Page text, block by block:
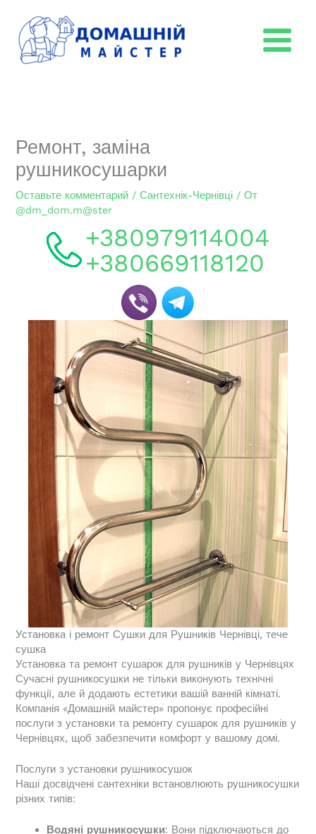
содержимому
Ремонт, заміна
рушникосушарки
Оставьте комментарий /Сантехнік-Чернівці / От
@dm_dom.m@ster
+380979114004
+380669118120
Установка і ремонт Сушки для Рушників Чернівці, тече
сушка
Установка та ремонт сушарок для рушників у Чернівцях
Сучасні рушникосушки не тільки виконують технічні
функції, але й додають естетики вашій ванній кімнаті.
Компанія «Домашній майстер» пропонує професійні
послуги з установки та ремонту сушарок для рушників у
Чернівцях, щоб забезпечити комфорт у вашому домі.
Послуги з установки рушникосушок
Наші досвідчені сантехніки встановлюють рушникосушки
різних типів:
Водяні рушникосушки: Вони підключаються до